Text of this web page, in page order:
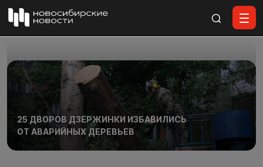
25 ДВОРОВ ДЗЕРЖИНКИ ИЗБАВИЛИСЬ
ОТ АВАРИЙНЫХ ДЕРЕВЬЕВ